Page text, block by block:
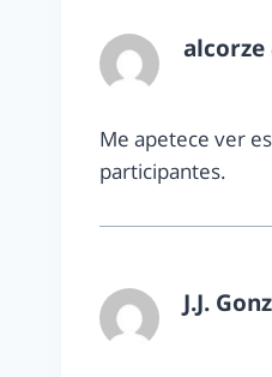
alcorze
Me apetece ver
participantes.
J.J.